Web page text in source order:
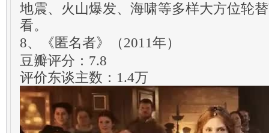
地震、火山爆发、海啸等多样大方位轮
看。
8、《匿名者》（2011年）
豆瓣评分：7.8
评价东谈主数：1.4万